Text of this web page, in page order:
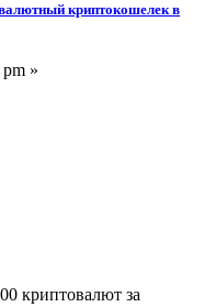
криптокошелек в
»
криптовалют за